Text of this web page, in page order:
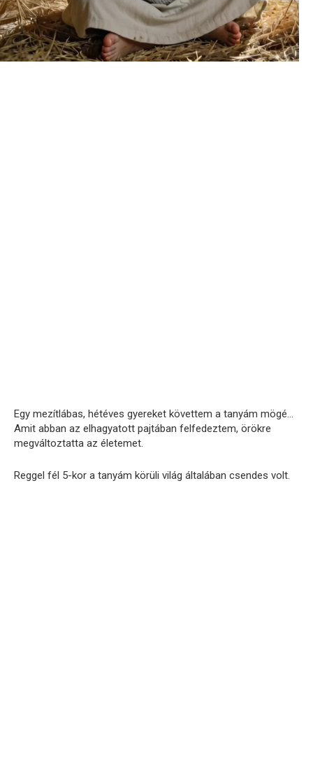
Egy mezítlábas, hétéves gyereket követtem a tanyám mögé…
Amit abban az elhagyatott pajtában felfedeztem, örökre
megváltoztatta az életemet.
Reggel fél 5-kor a tanyám körüli világ általában csendes volt.